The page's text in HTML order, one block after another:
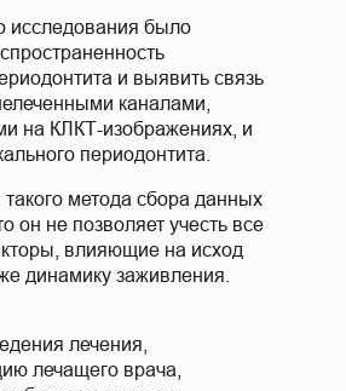
исследования было
и выявить связь
каналами,
на КЛКТ-изображениях, и
периодонтита.
лечения,
лечащего врача,
метода сбора данных
он не позволяет учесть все
влияющие на исход
динамику заживления.